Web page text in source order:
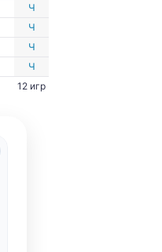
Ч
Ч
Ч
Ч
12 игр